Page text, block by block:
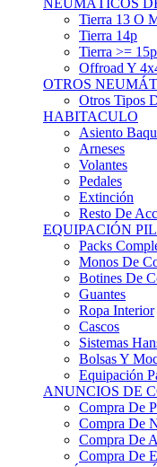
Tierra 14p
Tierra >= 15p
Offroad Y 4x4
OTROS
Otros Tipos
HABITACULO
Asiento
Arneses
Volantes
Pedales
Extinción
Resto De
EQUIPACIÓN
Packs
Monos De
Botines De
Guantes
Ropa Interior
Cascos
Sistemas Hans
Bolsas Y
Equipación
ANUNCIOS DE
Compra De
Compra De
Compra De
Compra De
VEHÍCULOS